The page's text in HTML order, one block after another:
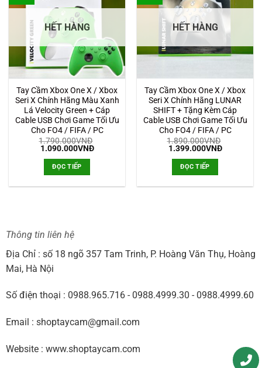
HẾT HÀNG
Tay Cầm Xbox One X / Xbox
Seri X Chính Hãng Màu Xanh
Lá Velocity Green + Cáp
Cable USB Chơi Game Tối Ưu
Cho FO4 / FIFA / PC
1.790.000VNĐ
Giá
1.790.000VNĐ.
1.090.000VNĐGiá
ĐỌC TIẾP
HẾT HÀNG
Tay Cầm Xbox One X / Xbox
Seri X Chính Hãng LUNAR
SHIFT + Tặng Kèm Cáp
Cable USB Chơi Game Tối Ưu
Cho FO4 / FIFA / PC
1.890.000VNĐ
Giá
1.890.000VNĐ.
1.399.000VNĐGiá
ĐỌC TIẾP
Thông tin liên hệ
Địa Chỉ : số 18 ngõ 357 Tam Trinh, P. Hoàng Văn Thụ, Hoàng
Mai, Hà Nội
Số điện thoại : 0988.965.716 - 0988.4999.30 - 0988.4999.60
Email : shoptaycam@gmail.com
Website : www.shoptaycam.com